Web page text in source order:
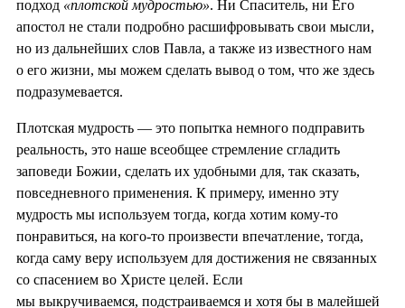
подход «плотской мудростью». Ни Спаситель, ни Его
апостол не стали подробно расшифровывать свои мысли,
но из дальнейших слов Павла, а также из известного нам
о его жизни, мы можем сделать вывод о том, что же здесь
подразумевается.
Плотская мудрость — это попытка немного подправить
реальность, это наше всеобщее стремление сгладить
заповеди Божии, сделать их удобными для, так сказать,
повседневного применения. К примеру, именно эту
мудрость мы используем тогда, когда хотим кому-то
понравиться, на кого-то произвести впечатление, тогда,
когда саму веру используем для достижения не связанных
со спасением во Христе целей. Если
мы выкручиваемся, подстраиваемся и хотя бы в малейшей